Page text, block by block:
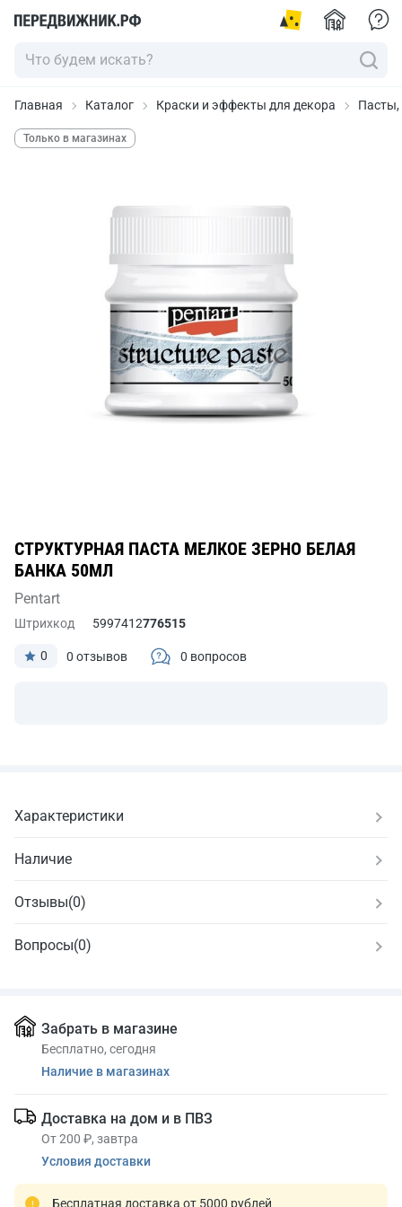
Главная Каталог Краски и эффекты для декора Пасты,
Только в магазинах
СТРУКТУРНАЯ ПАСТА МЕЛКОЕ ЗЕРНО БЕЛАЯ
БАНКА 50МЛ
Pentart
0 0 отзывов 0 вопросов
Штрихкод 5997412776515
Характеристики
Наличие
Отзывы(0)
Вопросы(0)
Забрать в магазине
Бесплатно, сегодня
Наличие в магазинах
Доставка на дом и в ПВЗ
От 200 ₽, завтра
Условия доставки
Бесплатная доставка от 5000 рублей